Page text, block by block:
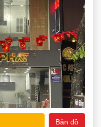
Bản đồ